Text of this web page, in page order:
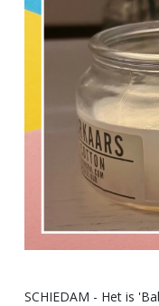
SCHIEDAM - Het is